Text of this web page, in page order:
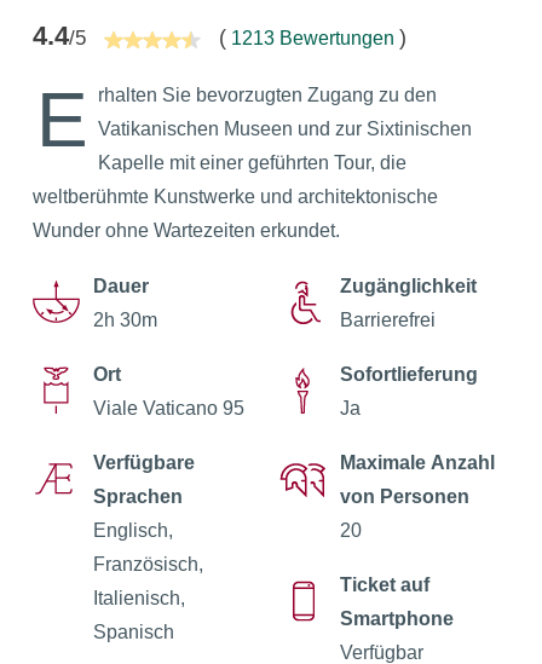
4.4/5 ( 1213 Bewertungen )
E
rhalten Sie bevorzugten Zugang zu den
Vatikanischen Museen und zur Sixtinischen
Kapelle mit einer geführten Tour, die
weltberühmte Kunstwerke und architektonische
Wunder ohne Wartezeiten erkundet.
Dauer
2h 30m
Ort
Viale Vaticano 95
Verfügbare
Sprachen
Englisch,
Französisch,
Italienisch,
Spanisch
Zugänglichkeit
Barrierefrei
Sofortlieferung
Ja
Maximale Anzahl
von Personen
20
Ticket auf
Smartphone
Verfügbar